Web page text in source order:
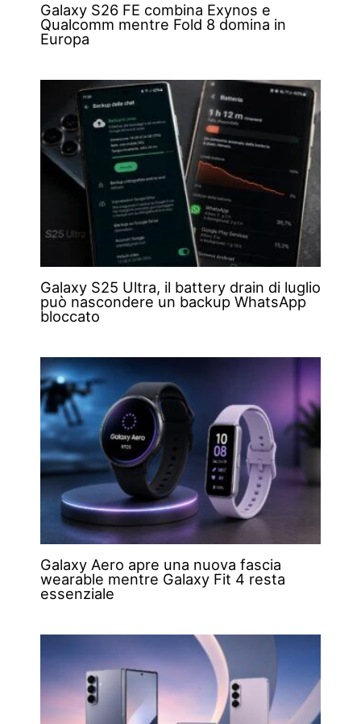
Galaxy S26 FE combina Exynos e
Qualcomm mentre Fold 8 domina in
Europa
Galaxy S25 Ultra, il battery drain di luglio
può nascondere un backup WhatsApp
bloccato
Galaxy Aero apre una nuova fascia
wearable mentre Galaxy Fit 4 resta
essenziale